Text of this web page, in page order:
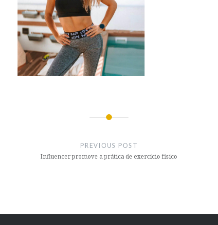
PREVIOUS POST
Influencer promove a prática de exercício físico